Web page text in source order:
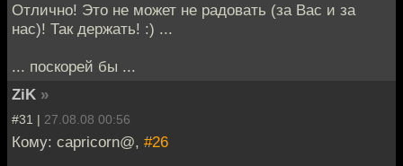
Отлично! Это не может не радовать (за Вас и за
нас)! Так держать! :) ...
... поскорей бы ...
ZiK »
#31 | 27.08.08 00:56
Кому: capricorn@, #26